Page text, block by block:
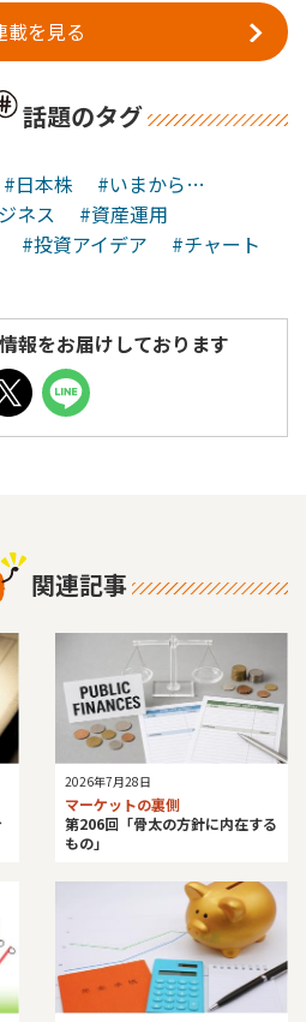
載を見る
話題のタグ
#日本株
#いまから…
ネス
#資産運用
#投資アイデア
#チャート
報をお届けしております
関連記事
2026年7月28日
マーケットの裏側
第206回「骨太の方針に内在する
もの」